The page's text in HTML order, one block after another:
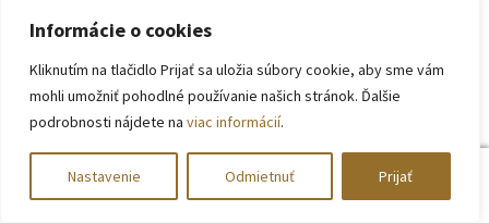
Informácie o cookies
Kliknutím na tlačidlo Prijať sa uložia súbory cookie, aby sme vám
mohli umožniť pohodlné používanie našich stránok. Ďalšie
podrobnosti nájdete na viac informácií.
Nastavenie Odmietnuť Prijať
Omron tlakomer porovnanie: M2, M3, M6 a M7
Domáce meranie krvného tlaku už dávno nie je výsadou lekární
či ordinácií. V súčasnosti má doma tlakomer čoraz viac ľudí –
seniori, pacienti s hypertenziou, ale aj tí, ktorí si chcú
preventívne kontrolovať svoje zdravie. Najväčšou výhodou
Hľadať:
Vyhľadávanie